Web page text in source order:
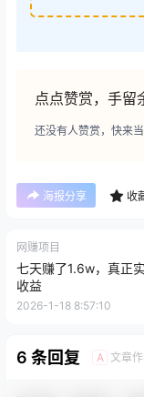
点点赞赏，手留
还没有人赞赏，快来
海报分享 收
网赚项目
七天赚了1.6w，真正
收益
2026-1-18 8:57:10
6 条回复 A 文章